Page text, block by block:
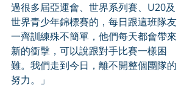
過很多屆亞運會、世界系列賽、U20及
世界青少年錦標賽的，每日跟這班隊友
一齊訓練殊不簡單，他們每天都會帶來
新的衝擊，可以說跟對手比賽一樣困
難。我們走到今日，離不開整個團隊的
努力。」